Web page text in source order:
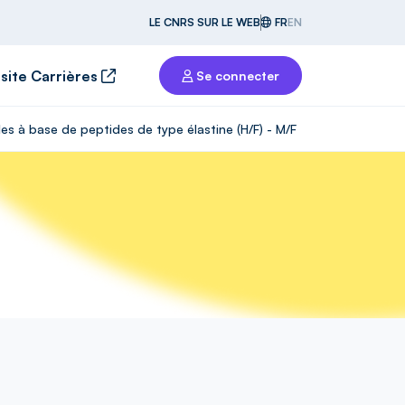
LE CNRS SUR LE WEB FREN
Carrières Se connecter
à base de peptides de type élastine (H/F) - M/F